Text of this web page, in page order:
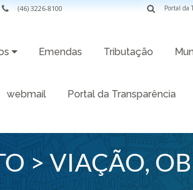
(46) 3226-8100 Portal da
Emendas Tributação
webmail Portal da Transparência
> VIAÇÃO,